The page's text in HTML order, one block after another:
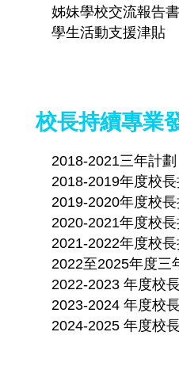
姊妹學校交流報告書
學生活動支援津貼
校長持續專業
2018-2021三年計劃
2018-2019年度校
2019-2020年度校
2020-2021年度校
2021-2022年度校
2022至2025年度三
2022-2023 年度校
2023-2024 年度校
2024-2025 年度校